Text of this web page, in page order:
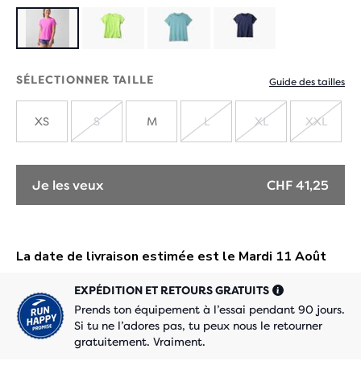
SÉLECTIONNER TAILLE Guide des tailles
XS S M
ÉPUISÉ
L
ÉPUISÉ
XL XXL
Je les veux CHF 41,25
EXPÉDITION ET RETOURS GRATUITS
Prends ton équipement à l’essai pendant 90 jours.
Si tu ne l’adores pas, tu peux nous le retourner
gratuitement. Vraiment.